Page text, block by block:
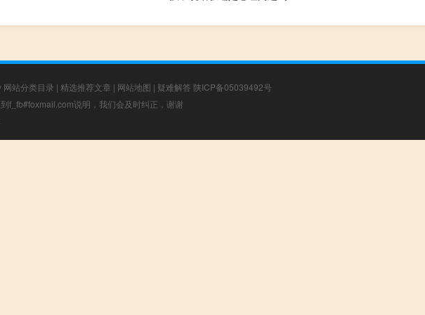
网站分类目录 | 精选推荐文章 | 网站地图 | 疑难解答 陕ICP备05039492号
f_fb#foxmail.com说明，我们会及时纠正，谢谢